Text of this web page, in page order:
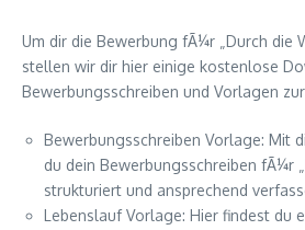
Um dir die Bewerbung fÃ¼r „Durch die
stellen wir dir hier einige kostenlose
Bewerbungsschreiben und Vorlagen
Bewerbungsschreiben Vorlage: Mit
du dein Bewerbungsschreiben fÃ¼r
strukturiert und ansprechend
Lebenslauf Vorlage: Hier findest du